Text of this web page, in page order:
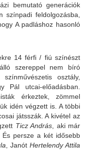
bemutató generációk
színpadi feldolgozásba,
A padláshoz hasonló
14 férfi / fiú színészt
szereppel nem bíró
osztály,
utcai-előadásban.
érkeztek, zömmel
idén végzett is. A többi
játsszák. A kivétel az
Ticz András , aki már
persze a két idősebb
, Janót Hertelendy Attila